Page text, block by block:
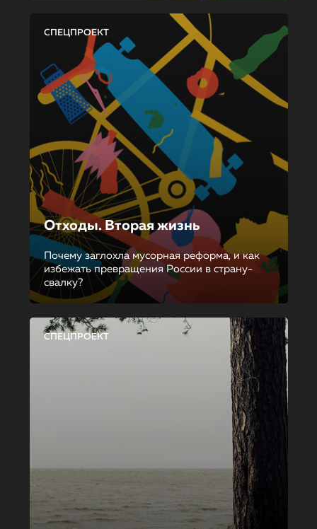
СПЕЦПРОЕКТ
Отходы. Вторая жизнь
Почему заглохла мусорная реформа, и как
избежать превращения России в страну-
свалку?
СПЕЦПРОЕКТ